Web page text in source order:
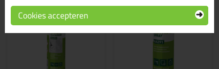
Cookies accepteren